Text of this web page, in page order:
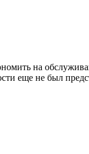
на
еще не был